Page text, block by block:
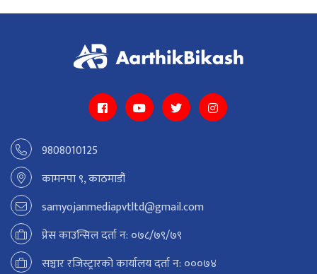
9808010125
कामनपा ९, काठमाडौं
samyojanmediapvtltd@gmail.com
प्रेस काउन्सिल दर्ता न: ०७८/७९/७९
सञ्चार रजिस्ट्रारको कार्यालय दर्ता न: ०००७४